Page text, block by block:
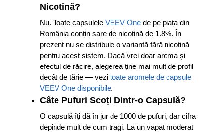
Nicotină?
Nu. Toate capsulele VEEV One de pe piața din
România conțin sare de nicotină de 1.8%. În
prezent nu se distribuie o variantă fără nicotină
pentru acest sistem. Dacă vrei doar aroma și
efectul de răcire, alegerea ține mai mult de profil
decât de tărie — vezi toate aromele de capsule
VEEV One disponibile.
Câte Pufuri Scoți Dintr-o Capsulă?
O capsulă îți dă în jur de 1000 de pufuri, dar cifra
depinde mult de cum tragi. La un vapat moderat